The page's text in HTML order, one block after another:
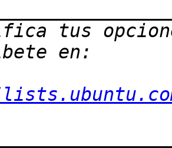
tus